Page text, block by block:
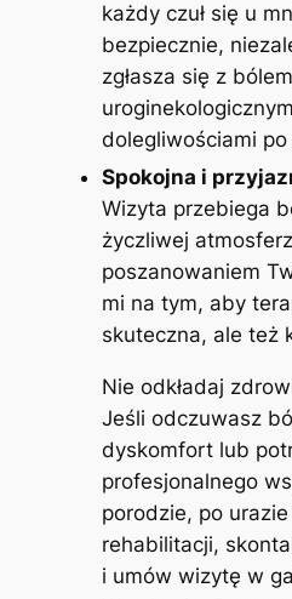
każdy czuł się u
bezpiecznie,
zgłasza się z
dolegliwościami
Spokojna i
Wizyta przebiega
życzliwej
poszanowaniem
mi na tym, aby
skuteczna, ale też
Nie odkładaj
Jeśli odczuwasz
dyskomfort lub
profesjonalnego
porodzie, po
rehabilitacji,
i umów wizytę w